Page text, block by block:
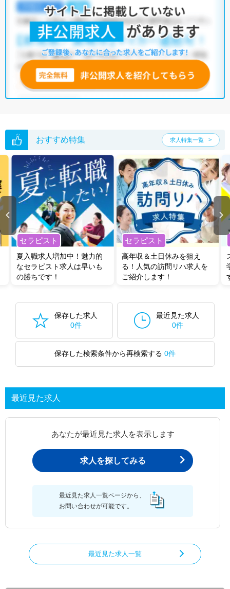
正社員(正職員)・介護福祉施設
他の条件でも人気の求人がございますので、「こだわり条件」から検索
いただくか、お気軽にお問い合わせください。
全国の機能訓練指導員求人から検索いただくことも可能です。
無料転職支援サービスにお申し込みいただくと、ご希望条件をヒアリン
グした上で求人をご提案いたします。
ご希望条件がまだ定まっていない方は
人気の希望条件をピックアップし
た求人特集をぜひご活用ください。
おすすめ特集 求人特集一覧
セラピスト
夏入職求人増加中！魅力的
なセラピスト求人は早いも
の勝ちです！
セラピスト
高年収＆土日休みを狙え
る！人気の訪問リハ求人を
ご紹介します！
保存した求人
0件
最近見た求人
0件
保存した検索条件から再検索する 0件
最近見た求人
あなたが最近見た求人を表示します
求人を探してみる
最近見た求人一覧ページから、
お問い合わせが可能です。
最近見た求人一覧